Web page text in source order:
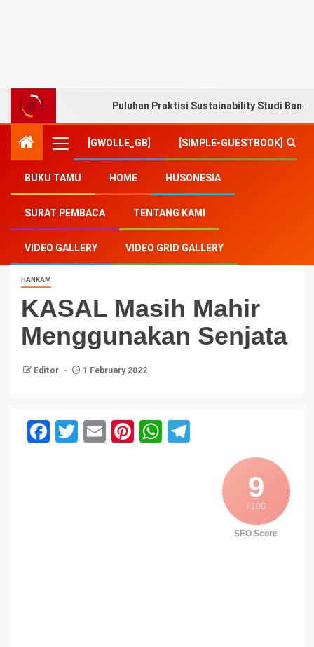
Puluhan Praktisi Sustainability Studi
[GWOLLE_GB] [SIMPLE-GUESTBOOK]
BUKU TAMU HOME HUSONESIA
SURAT PEMBACA TENTANG KAMI
VIDEO GALLERY VIDEO GRID GALLERY
Home-Hankam-KASAL Masih Mahir Menggunakan
Senjata
HANKAM
KASAL Masih Mahir
Menggunakan Senjata
Editor 1 February 2022
Facebook
Twitter
EmailPinterest
WhatsApp
9
/ 100
SEO Score